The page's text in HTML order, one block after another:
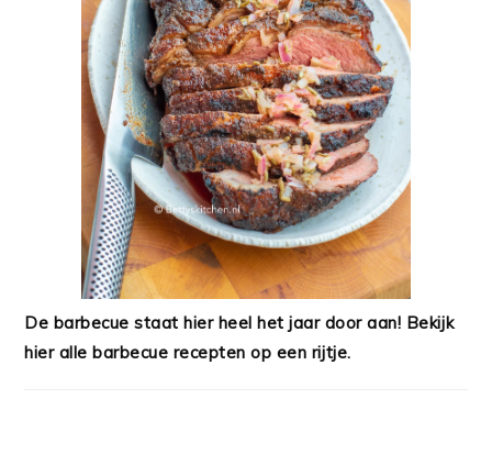
De barbecue staat hier heel het jaar door aan! Bekijk
hier alle barbecue recepten op een rijtje.